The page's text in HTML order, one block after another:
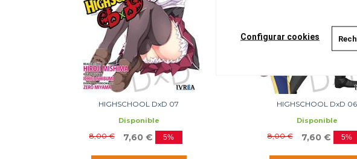
HIGHSCHOOL DxD 07
Disponible
8,00 € 7,60 € 5%
HIGHSCHOOL DxD 06
Disponible
8,00 € 7,60 € 5%
Configurar cookies